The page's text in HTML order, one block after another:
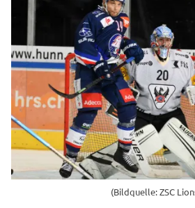
(Bildquelle: ZSC